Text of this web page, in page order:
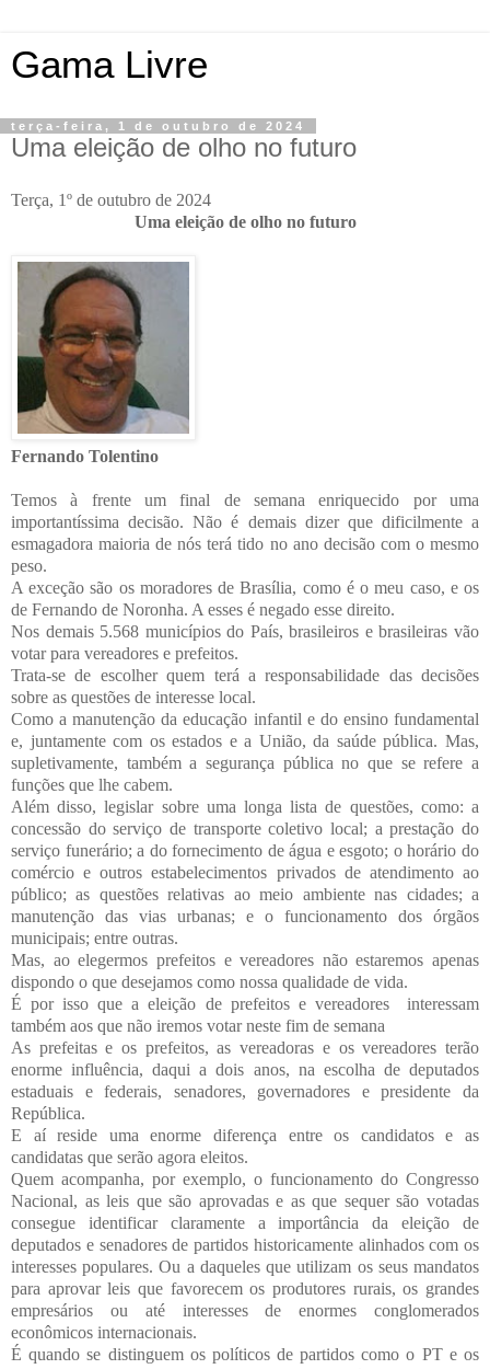
Gama Livre
terça-feira, 1 de outubro de 2024
Uma eleição de olho no futuro
Terça, 1º de outubro de 2024
Uma eleição de olho no futuro
Fernando Tolentino
Temos à frente um final de semana enriquecido por uma
importantíssima decisão. Não é demais dizer que dificilmente a
esmagadora maioria de nós terá tido no ano decisão com o mesmo
peso.
A exceção são os moradores de Brasília, como é o meu caso, e os
de Fernando de Noronha. A esses é negado esse direito.
Nos demais 5.568 municípios do País, brasileiros e brasileiras vão
votar para vereadores e prefeitos.
Trata-se de escolher quem terá a responsabilidade das decisões
sobre as questões de interesse local.
Como a manutenção da educação infantil e do ensino fundamental
e, juntamente com os estados e a União, da saúde pública. Mas,
supletivamente, também a segurança pública no que se refere a
funções que lhe cabem.
Além disso, legislar sobre uma longa lista de questões, como: a
concessão do serviço de transporte coletivo local; a prestação do
serviço funerário; a do fornecimento de água e esgoto; o horário do
comércio e outros estabelecimentos privados de atendimento ao
público; as questões relativas ao meio ambiente nas cidades; a
manutenção das vias urbanas; e o funcionamento dos órgãos
municipais; entre outras.
Mas, ao elegermos prefeitos e vereadores não estaremos apenas
dispondo o que desejamos como nossa qualidade de vida.
É por isso que a eleição de prefeitos e vereadores interessam
também aos que não iremos votar neste fim de semana
As prefeitas e os prefeitos, as vereadoras e os vereadores terão
enorme influência, daqui a dois anos, na escolha de deputados
estaduais e federais, senadores, governadores e presidente da
República.
E aí reside uma enorme diferença entre os candidatos e as
candidatas que serão agora eleitos.
Quem acompanha, por exemplo, o funcionamento do Congresso
Nacional, as leis que são aprovadas e as que sequer são votadas
consegue identificar claramente a importância da eleição de
deputados e senadores de partidos historicamente alinhados com os
interesses populares. Ou a daqueles que utilizam os seus mandatos
para aprovar leis que favorecem os produtores rurais, os grandes
empresários ou até interesses de enormes conglomerados
econômicos internacionais.
É quando se distinguem os políticos de partidos como o PT e os